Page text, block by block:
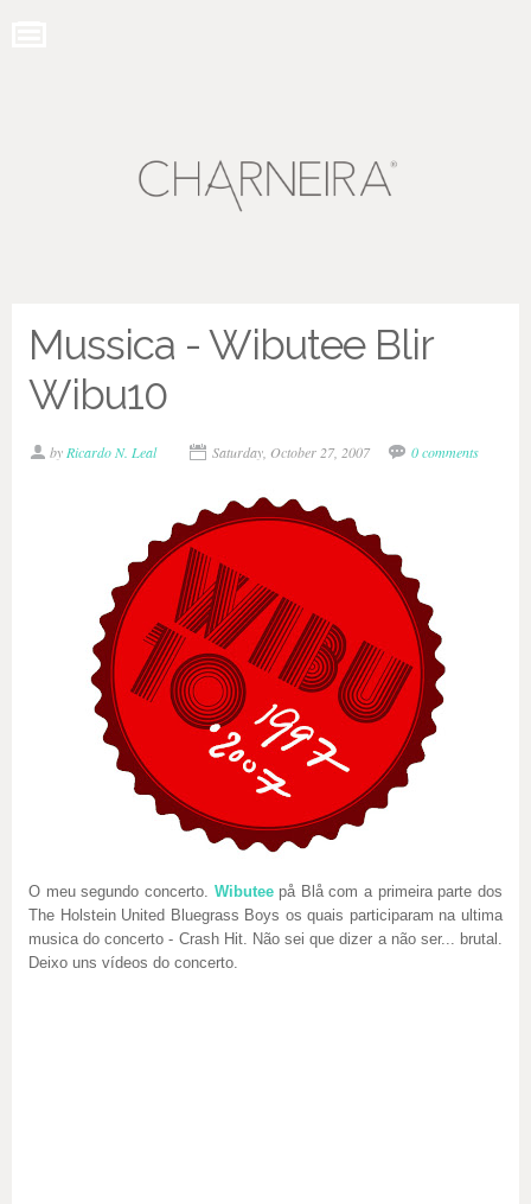
Mussica - Wibutee Blir
Wibu10
by Ricardo N. Leal Saturday, October 27, 2007 0 comments
O meu segundo concerto. Wibuteepå Blå com a primeira parte dos
The Holstein United Bluegrass Boys os quais participaram na ultima
musica do concerto - Crash Hit. Não sei que dizer a não ser... brutal.
Deixo uns vídeos do concerto.